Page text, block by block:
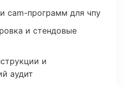
cam-программ для чпу
и стендовые
и
аудит